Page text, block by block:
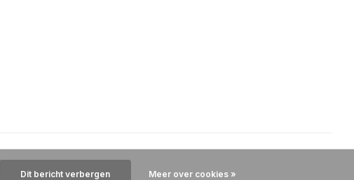
Dit bericht verbergen Meer over cookies »